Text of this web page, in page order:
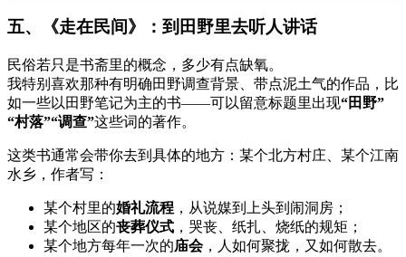
五、《走在民间》：到田野里去听人讲话
民俗若只是书斋里的概念，多少有点缺氧。
我特别喜欢那种有明确田野调查背景、带点泥土气的作品，比
如一些以田野笔记为主的书——可以留意标题里出现“田野”
“村落”“调查”这些词的著作。
这类书通常会带你去到具体的地方：某个北方村庄、某个江南
水乡，作者写：
某个村里的婚礼流程 ，从说媒到上头到闹洞房；
某个地区的丧葬仪式 ，哭丧、纸扎、烧纸的规矩；
某个地方每年一次的庙会，人如何聚拢，又如何散去。